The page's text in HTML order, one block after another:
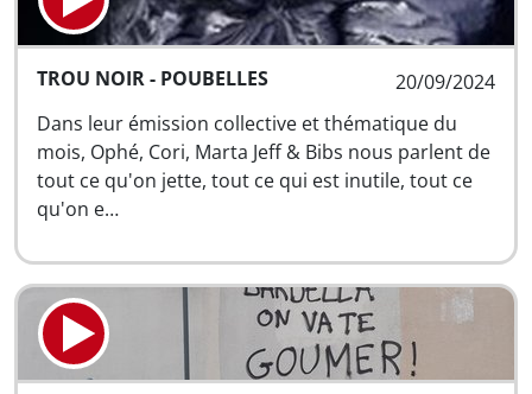
20/09/2024
TROU NOIR - POUBELLES
Dans leur émission collective et thématique du
mois, Ophé, Cori, Marta Jeff & Bibs nous parlent de
tout ce qu'on jette, tout ce qui est inutile, tout ce
qu'on e…